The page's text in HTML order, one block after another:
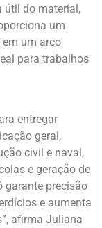
útil do material,
um
um arco
para trabalhos
entregar
geral,
civil e naval,
e geração de
garante precisão
e aumenta
afirma Juliana